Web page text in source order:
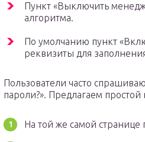
Пункт «Выключить
алгоритма.
По умолчанию пункт
реквизиты для
Пользователи часто
пароли?». Предлагаем простой
На той же самой